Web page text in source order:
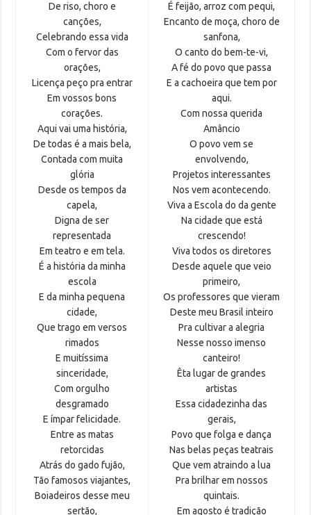
De riso, choro e
canções,
Celebrando essa vida
Com o fervor das
orações,
Licença peço pra entrar
Em vossos bons
corações.
Aqui vai uma história,
De todas é a mais bela,
Contada com muita
glória
Desde os tempos da
capela,
Digna de ser
representada
Em teatro e em tela.
É a história da minha
escola
E da minha pequena
cidade,
Que trago em versos
rimados
E muitíssima
sinceridade,
Com orgulho
desgramado
E ímpar felicidade.
Entre as matas
retorcidas
Atrás do gado fujão,
Tão famosos viajantes,
Boiadeiros desse meu
sertão,
É feijão, arroz com pequi,
Encanto de moça, choro de
sanfona,
O canto do bem-te-vi,
A fé do povo que passa
E a cachoeira que tem por
aqui.
Com nossa querida
Amâncio
O povo vem se
envolvendo,
Projetos interessantes
Nos vem acontecendo.
Viva a Escola do da gente
Na cidade que está
crescendo!
Viva todos os diretores
Desde aquele que veio
primeiro,
Os professores que vieram
Deste meu Brasil inteiro
Pra cultivar a alegria
Nesse nosso imenso
canteiro!
Êta lugar de grandes
artistas
Essa cidadezinha das
gerais,
Povo que folga e dança
Nas belas peças teatrais
Que vem atraindo a lua
Pra brilhar em nossos
quintais.
Em agosto é tradição